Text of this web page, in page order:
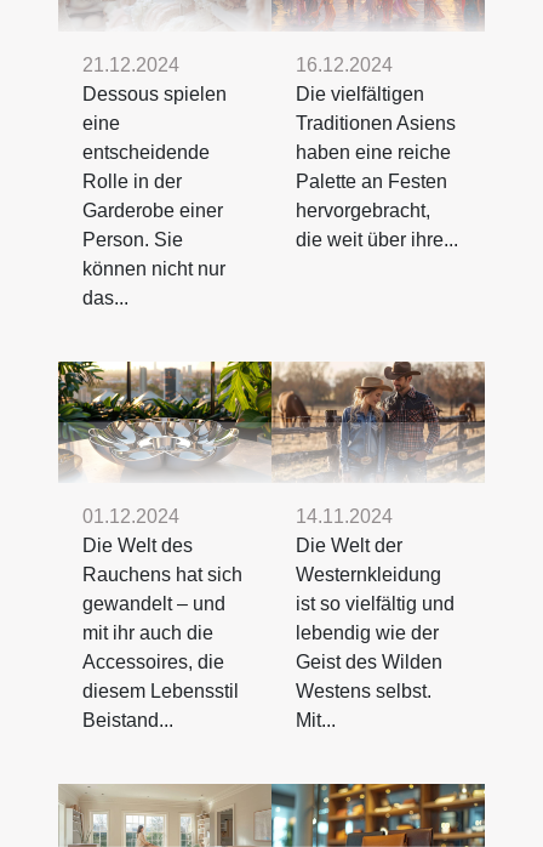
21.12.2024
Dessous spielen
eine
entscheidende
Rolle in der
Garderobe einer
Person. Sie
können nicht nur
das...
16.12.2024
Die vielfältigen
Traditionen Asiens
haben eine reiche
Palette an Festen
hervorgebracht,
die weit über ihre...
01.12.2024
Die Welt des
Rauchens hat sich
gewandelt – und
mit ihr auch die
Accessoires, die
diesem Lebensstil
Beistand...
14.11.2024
Die Welt der
Westernkleidung
ist so vielfältig und
lebendig wie der
Geist des Wilden
Westens selbst.
Mit...